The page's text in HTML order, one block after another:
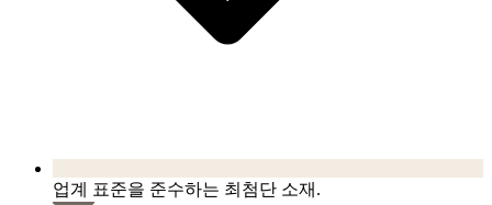
업계 표준을 준수하는 최첨단 소재.